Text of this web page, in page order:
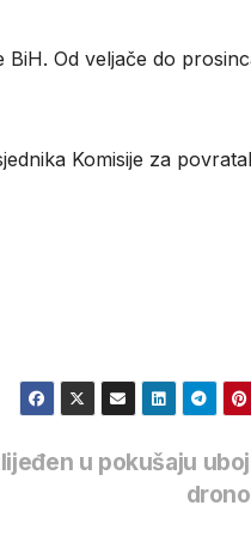
BiH. Od veljače do
Komisije za
u pokušaju